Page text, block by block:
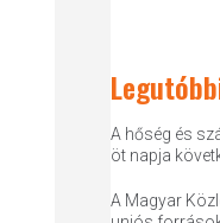
A hőség és
öt napja
A Magyar